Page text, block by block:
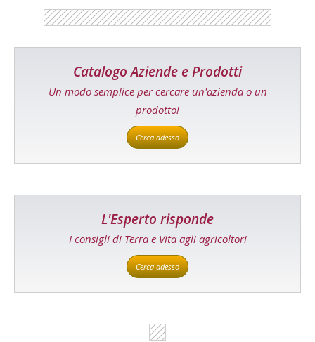
Catalogo Aziende e Prodotti
Un modo semplice per cercare un'azienda o un
prodotto!
Cerca adesso
L'Esperto risponde
I consigli di Terra e Vita agli agricoltori
Cerca adesso